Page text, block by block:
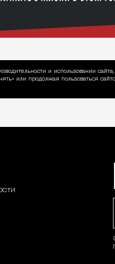
и использовании
или продолжая пользоваться